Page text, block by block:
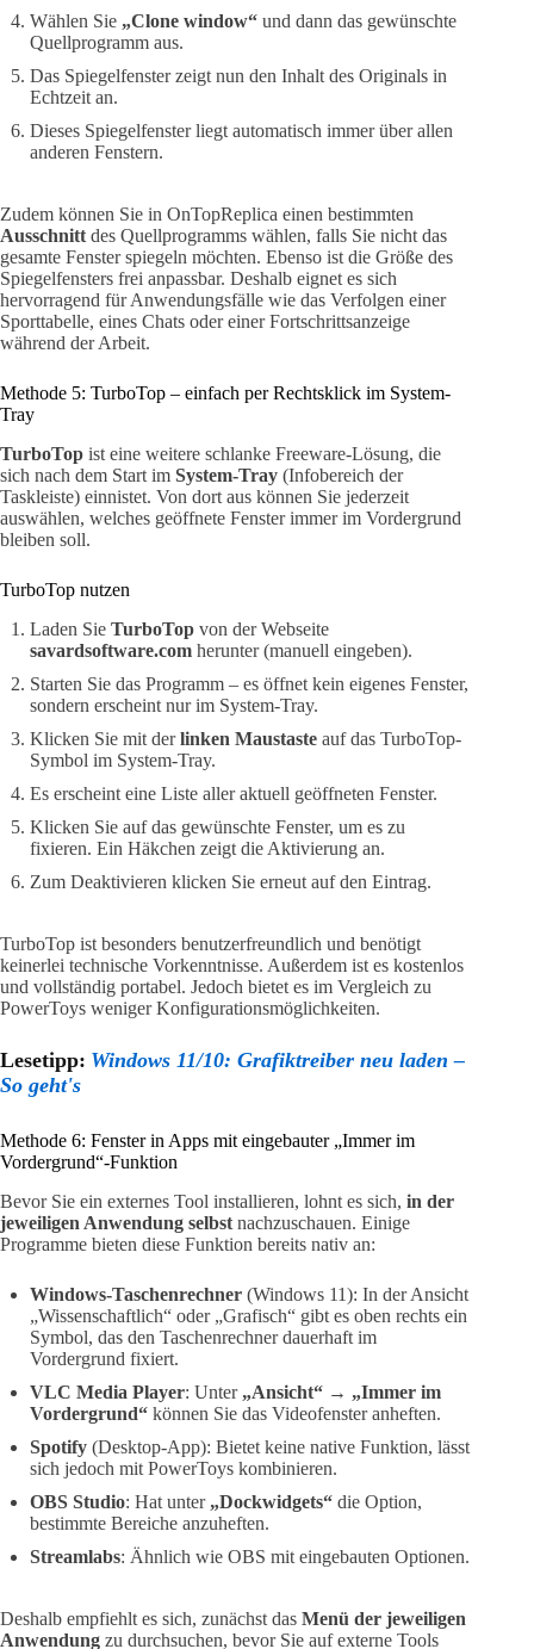
Wählen Sie „Clone window“ und dann das gewünschte
Quellprogramm aus.
Das Spiegelfenster zeigt nun den Inhalt des Originals in
Echtzeit an.
Dieses Spiegelfenster liegt automatisch immer über allen
anderen Fenstern.
Zudem können Sie in OnTopReplica einen bestimmten
Ausschnitt des Quellprogramms wählen, falls Sie nicht das
gesamte Fenster spiegeln möchten. Ebenso ist die Größe des
Spiegelfensters frei anpassbar. Deshalb eignet es sich
hervorragend für Anwendungsfälle wie das Verfolgen einer
Sporttabelle, eines Chats oder einer Fortschrittsanzeige
während der Arbeit.
Methode 5: TurboTop – einfach per Rechtsklick im System-
Tray
TurboTop ist eine weitere schlanke Freeware-Lösung, die
sich nach dem Start im System-Tray (Infobereich der
Taskleiste) einnistet. Von dort aus können Sie jederzeit
auswählen, welches geöffnete Fenster immer im Vordergrund
bleiben soll.
TurboTop nutzen
Laden Sie TurboTop von der Webseite
savardsoftware.com herunter (manuell eingeben).
Starten Sie das Programm – es öffnet kein eigenes Fenster,
sondern erscheint nur im System-Tray.
Klicken Sie mit derlinken Maustaste auf das TurboTop-
Symbol im System-Tray.
Es erscheint eine Liste aller aktuell geöffneten Fenster.
Klicken Sie auf das gewünschte Fenster, um es zu
fixieren. Ein Häkchen zeigt die Aktivierung an.
Zum Deaktivieren klicken Sie erneut auf den Eintrag.
TurboTop ist besonders benutzerfreundlich und benötigt
keinerlei technische Vorkenntnisse. Außerdem ist es kostenlos
und vollständig portabel. Jedoch bietet es im Vergleich zu
PowerToys weniger Konfigurationsmöglichkeiten.
Lesetipp: Windows 11/10: Grafiktreiber neu laden –
So geht's
Methode 6: Fenster in Apps mit eingebauter „Immer im
Vordergrund“-Funktion
Bevor Sie ein externes Tool installieren, lohnt es sich, in der
jeweiligen Anwendung selbst nachzuschauen. Einige
Programme bieten diese Funktion bereits nativ an:
Windows-Taschenrechner (Windows 11): In der Ansicht
„Wissenschaftlich“ oder „Grafisch“ gibt es oben rechts ein
Symbol, das den Taschenrechner dauerhaft im
Vordergrund fixiert.
VLC Media Player: Unter „Ansicht“ → „Immer im
Vordergrund“ können Sie das Videofenster anheften.
Spotify (Desktop-App): Bietet keine native Funktion, lässt
sich jedoch mit PowerToys kombinieren.
OBS Studio: Hat unter „Dockwidgets“ die Option,
bestimmte Bereiche anzuheften.
Streamlabs: Ähnlich wie OBS mit eingebauten Optionen.
Deshalb empfiehlt es sich, zunächst das Menü der jeweiligen
Anwendung zu durchsuchen, bevor Sie auf externe Tools